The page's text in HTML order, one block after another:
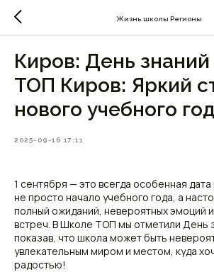
Жизнь школы Регионы
Киров: День
ТОП Киров: Яркий
нового учебного
2025-09-16 17:11
1 сентября — это всегда особенная
не просто начало учебного года, а
полный ожиданий, невероятных эмоций
встреч. В Школе ТОП мы отметили День
показав, что школа может быть
увлекательным миром и местом, куда
радостью!